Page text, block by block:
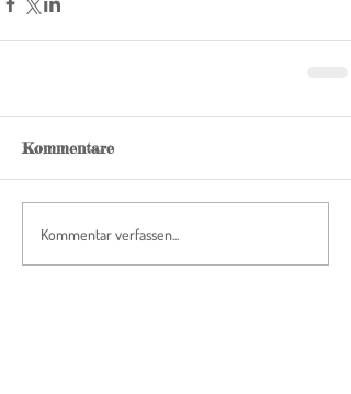
Kommentare
Kommentar verfassen...